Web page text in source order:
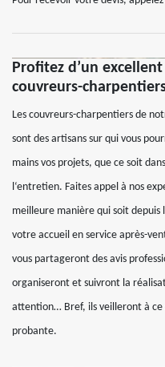
Profitez d’un
couvreurs-
Les couvreurs-charpentiers de
sont des artisans sur qui vous
mains vos projets, que ce soit
l‘entretien. Faites appel à nos
meilleure manière qui soit depuis
votre accueil en service après-
vous partageront des avis
organiseront et suivront la
attention… Bref, ils veilleront à ce
probante.